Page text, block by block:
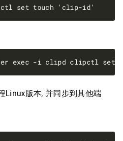
Linux版本, 并同步到其他端